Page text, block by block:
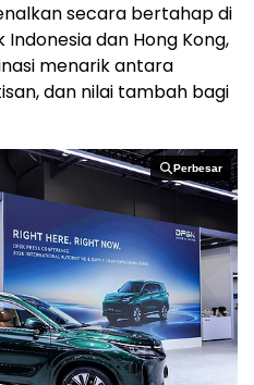
secara bertahap di
dan Hong Kong,
menarik antara
dan nilai tambah bagi
Perbesar
Perbesar